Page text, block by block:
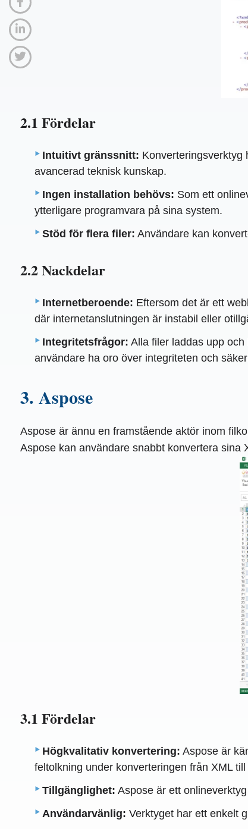
2.1 Fördelar
Intuitivt gränssnitt: Konverteringsverktyg
avancerad teknisk kunskap.
Ingen installation behövs: Som ett
ytterligare programvara på sina system.
Stöd för flera filer: Användare kan
2.2 Nackdelar
Internetberoende: Eftersom det är ett
där internetanslutningen är instabil eller
Integritetsfrågor: Alla filer laddas upp
användare ha oro över integriteten och
3. Aspose
Aspose är ännu en framstående aktör inom
Aspose kan användare snabbt konvertera sina
3.1 Fördelar
Högkvalitativ konvertering: Aspose är
feltolkning under konverteringen från XML till
Tillgänglighet: Aspose är ett
Användarvänlig: Verktyget har ett enkelt